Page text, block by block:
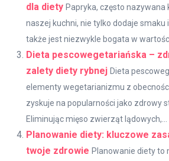
dla diety Papryka, często
naszej kuchni, nie tylko dodaje smaku
także jest niezwykle bogata w wartości
Dieta pescowegetariańska –
zalety diety rybnej Dieta
elementy wegetarianizmu z
zyskuje na popularności jako zdrowy
Eliminując mięso zwierząt lądowych,...
Planowanie diety: kluczowe
twoje zdrowie Planowanie diety to